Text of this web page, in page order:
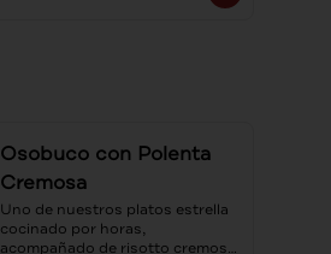
Osobuco con Polenta
Cremosa
Uno de nuestros platos estrella
cocinado por horas,
acompañado de risotto cremoso